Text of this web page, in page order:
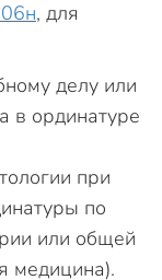
, для
делу или
в ординатуре
при
по
или общей
медицина).